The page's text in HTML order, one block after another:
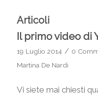
Articoli
Il primo video di
19 Luglio 2014 / 0
Martina De Nardi
Vi siete mai chiesti